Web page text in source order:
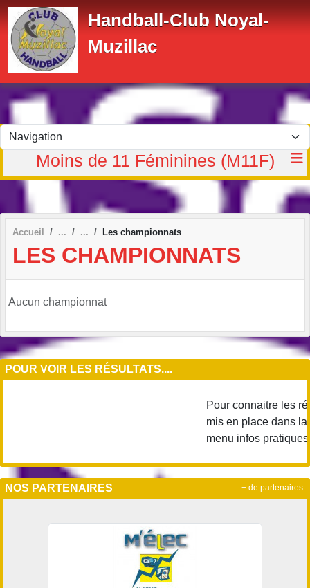
Handball-Club Noyal-
Muzillac
Moins de 11 Féminines (M11F)
Accueil Les championnats
LES CHAMPIONNATS
Aucun championnat
POUR VOIR LES RÉSULTATS....
Pour connaitre les
mis en place dans
menu infos
NOS PARTENAIRES + de partenaires
Panneau de gestion des cookies